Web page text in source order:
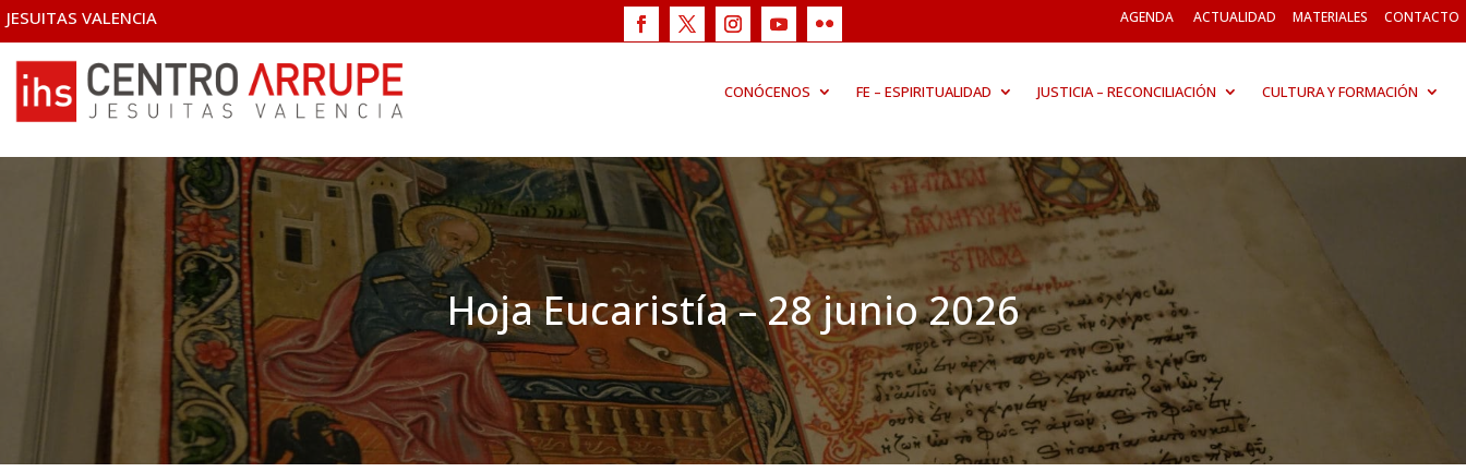
JESUITAS VALENCIA AGENDA ACTUALIDAD MATERIALES CONTACTO
CONÓCENOS FE – ESPIRITUALIDAD JUSTICIA – RECONCILIACIÓN CULTURA Y FORMACIÓN
Hoja Eucaristía – 28 junio 2026